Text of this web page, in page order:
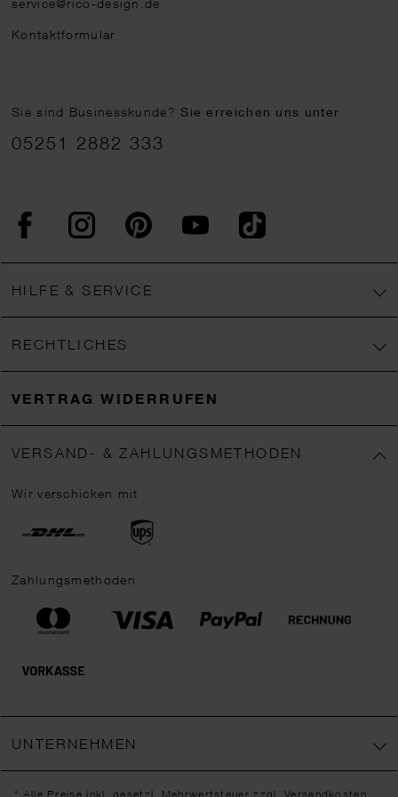
service@rico-design.de
Kontaktformular
Sie sind Businesskunde?Sie erreichen uns unter
05251 2882 333
FacebookInstagram PinterestYouTubeTikTok
HILFE & SERVICE
RECHTLICHES
VERTRAG WIDERRUFEN
VERSAND- & ZAHLUNGSMETHODEN
Wir verschicken mit
Zahlungsmethoden
UNTERNEHMEN
* Alle Preise inkl. gesetzl. Mehrwertsteuer zzgl.Versandkosten